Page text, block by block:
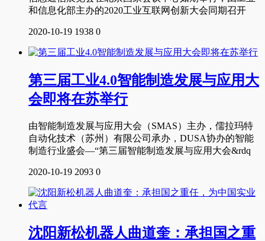
和信息化部主办的2020工业互联网创新大会同期召开
2020-10-19 1938 0
第三届工业4.0智能制造发展与应用大
会即将在苏举行
由智能制造发展与应用大会（SMAS）主办，儒拉玛特
自动化技术（苏州）有限公司承办，DUSA协办的智能
制造行业盛会—“第三届智能制造发展与应用大会&rdq
2020-10-19 2093 0
沈阳新松机器人曲道奎：承担国之重